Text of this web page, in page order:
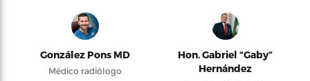
González Pons MD
Médico radiólogo
Hon. Gabriel “Gaby”
Hernández